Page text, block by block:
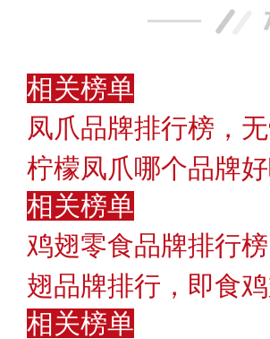
相关榜单
凤爪品牌排行榜，
柠檬凤爪哪个品牌
相关榜单
鸡翅零食品牌排行
翅品牌排行，即食
相关榜单